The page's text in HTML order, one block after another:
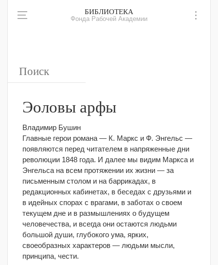
БИБЛИОТЕКА
Фонда Рабочей Академии
Эоловы арфы
Владимир Бушин
Главные герои романа — К. Маркс и Ф. Энгельс —
появляются перед читателем в напряженные дни
революции 1848 года. И далее мы видим Маркса и
Энгельса на всем протяжении их жизни — за
письменным столом и на баррикадах, в
редакционных кабинетах, в беседах с друзьями и
в идейных спорах с врагами, в заботах о своем
текущем дне и в размышлениях о будущем
человечества, и всегда они остаются людьми
большой души, глубокого ума, ярких,
своеобразных характеров — людьми мысли,
принципа, чести.